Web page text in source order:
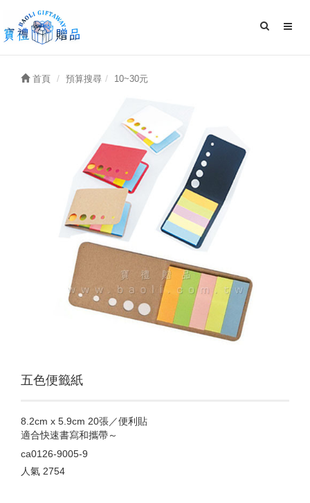
首頁 預算搜尋 10~30元
五色便籤紙
8.2cm x 5.9cm 20張／便利貼
適合快速書寫和攜帶～
ca0126-9005-9
人氣 2754